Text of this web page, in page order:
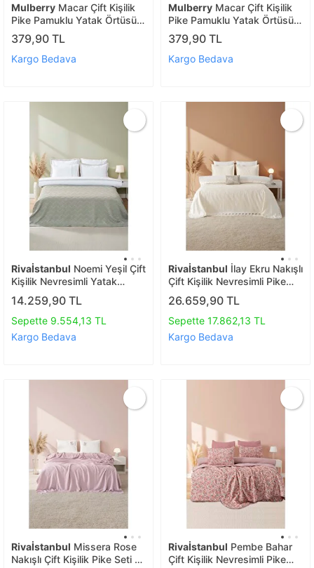
Mulberry Macar Çift Kişilik
Pike Pamuklu Yatak Örtüsü
220x230 Kahve
379,90 TL
Kargo Bedava
Mulberry Macar Çift Kişilik
Pike Pamuklu Yatak Örtüsü
220x230 Bej
379,90 TL
Kargo Bedava
Rivaİstanbul Noemi Yeşil Çift
Kişilik Nevresimli Yatak
Örtüsü - 7 Parça Çeyiz
Seti %100 Pamuklu
14.259,90 TL
Sepette 9.554,13 TL
Kargo Bedava
Rivaİstanbul İlay Ekru Nakışlı
Çift Kişilik Nevresimli Pike
Seti - 8 Parça Çeyiz Seti
26.659,90 TL
Sepette 17.862,13 TL
Kargo Bedava
Rivaİstanbul Missera Rose
Nakışlı Çift Kişilik Pike Seti -
Rivaİstanbul Pembe Bahar
Çift Kişilik Nevresimli Pike